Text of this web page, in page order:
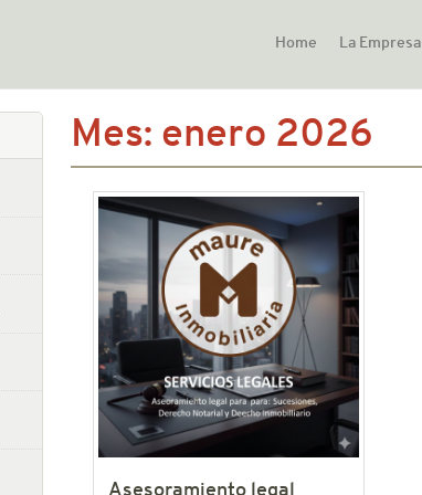
Home La Empresa
Mes: enero 2026
Asesoramiento legal